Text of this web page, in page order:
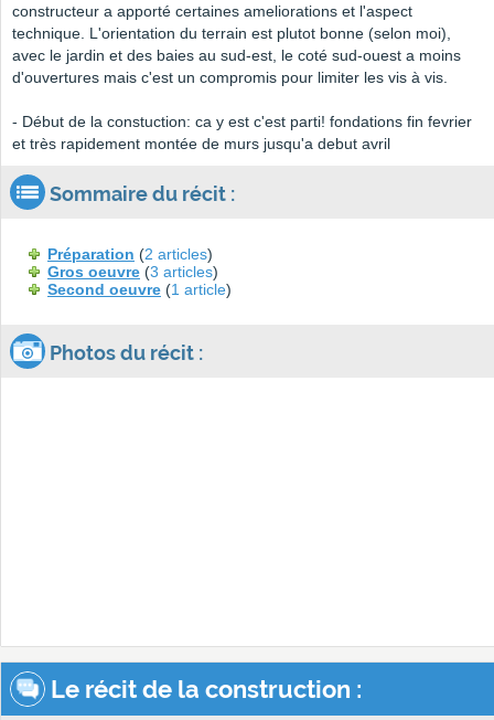
constructeur a apporté certaines ameliorations et l'aspect
technique. L'orientation du terrain est plutot bonne (selon moi),
avec le jardin et des baies au sud-est, le coté sud-ouest a moins
d'ouvertures mais c'est un compromis pour limiter les vis à vis.
- Début de la constuction: ca y est c'est parti! fondations fin fevrier
et très rapidement montée de murs jusqu'a debut avril
Sommaire du récit :
Préparation (2 articles)
Gros oeuvre (3 articles)
Second oeuvre (1 article)
Photos du récit :
Le récit de la construction :